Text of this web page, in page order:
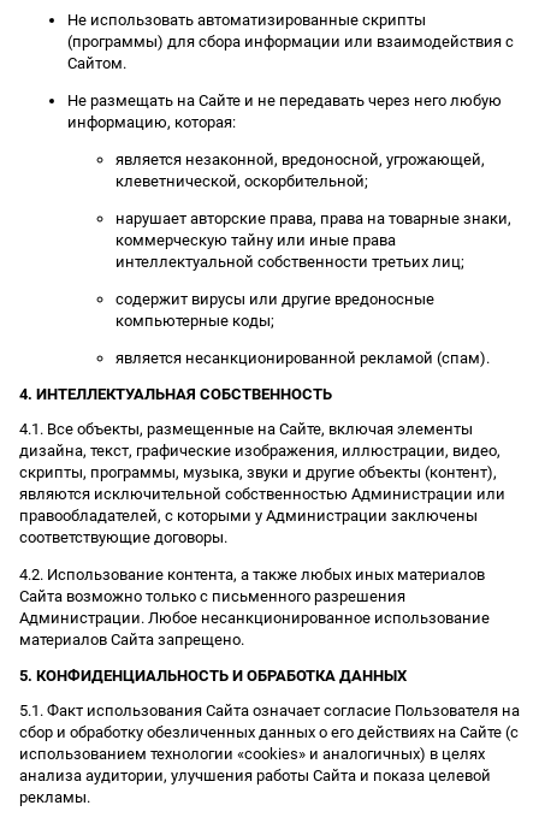
Не использовать автоматизированные скрипты
(программы) для сбора информации или взаимодействия с
Сайтом.
Не размещать на Сайте и не передавать через него любую
информацию, которая:
является незаконной, вредоносной, угрожающей,
клеветнической, оскорбительной;
нарушает авторские права, права на товарные знаки,
коммерческую тайну или иные права
интеллектуальной собственности третьих лиц;
содержит вирусы или другие вредоносные
компьютерные коды;
является несанкционированной рекламой (спам).
4. ИНТЕЛЛЕКТУАЛЬНАЯ СОБСТВЕННОСТЬ
4.1. Все объекты, размещенные на Сайте, включая элементы
дизайна, текст, графические изображения, иллюстрации, видео,
скрипты, программы, музыка, звуки и другие объекты (контент),
являются исключительной собственностью Администрации или
правообладателей, с которыми у Администрации заключены
соответствующие договоры.
4.2. Использование контента, а также любых иных материалов
Сайта возможно только с письменного разрешения
Администрации. Любое несанкционированное использование
материалов Сайта запрещено.
5. КОНФИДЕНЦИАЛЬНОСТЬ И ОБРАБОТКА ДАННЫХ
5.1. Факт использования Сайта означает согласие Пользователя на
сбор и обработку обезличенных данных о его действиях на Сайте (с
использованием технологии «cookies» и аналогичных) в целях
анализа аудитории, улучшения работы Сайта и показа целевой
рекламы.